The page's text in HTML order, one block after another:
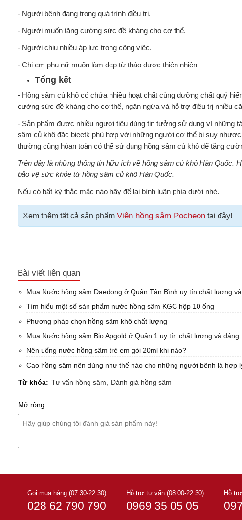
- Người bệnh đang trong quá trình điều trị.
- Người muốn tăng cường sức đề kháng cho cơ thể.
- Người chịu nhiều áp lực trong công việc.
- Chị em phụ nữ muốn làm đẹp từ thảo dược thiên nhiên.
Tổng kết
- Hồng sâm củ khô có chứa nhiều hoạt chất cùng dưỡng chất quý
cường sức đề kháng cho cơ thể, ngăn ngừa và hỗ trợ điều trị nhiều
- Sản phẩm được nhiều người tiêu dùng tin tưởng sử dụng vì những
sâm củ khô đặc bieetk phù hợp với những người cơ thể bị suy
thường cũng hòan toàn có thể sử dụng hồng sâm củ khô để tăng
Trên đây là những thông tin hữu ích về hồng sâm củ khô Hàn
bảo vệ sức khỏe từ hồng sâm củ khô Hàn Quốc.
Nếu có bất kỳ thắc mắc nào hãy để lại bình luận phía dưới nhé.
Xem thêm tất cả sản phẩm Viên hồng sâm Pocheontại đây!
Bài viết liên quan
Mua Nước hồng sâm Daedong ở Quận Tân Bình uy tín chất lượng
Tìm hiểu một số sản phẩm nước hồng sâm KGC hộp 10 ống
Phương pháp chọn hồng sâm khô chất lượng
Mua Nước hồng sâm Bio Apgold ở Quận 1 uy tín chất lượng và đáng
Nên uống nước hồng sâm trẻ em gói 20ml khi nào?
Cao hồng sâm nên dùng như thế nào cho những người bệnh là hợp
Từ khóa: Tư vấn hồng sâm, Đánh giá hồng sâm
Mở rộng
Gọi mua hàng (07:30-22:30)
028 62 790 790
Hỗ trợ tư vấn (08:00-22:30)
0969 35 05 05
Hỗ